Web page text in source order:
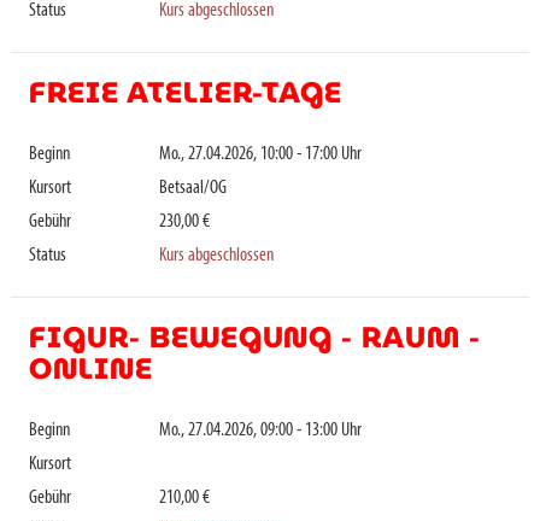
Status
Kurs abgeschlossen
FREIE ATELIER-TAGE
Beginn
Mo., 27.04.2026, 10:00 - 17:00 Uhr
Kursort
Betsaal/OG
Gebühr
230,00 €
Status
Kurs abgeschlossen
FIGUR- BEWEGUNG - RAUM -
ONLINE
Beginn
Mo., 27.04.2026, 09:00 - 13:00 Uhr
Kursort
Gebühr
210,00 €